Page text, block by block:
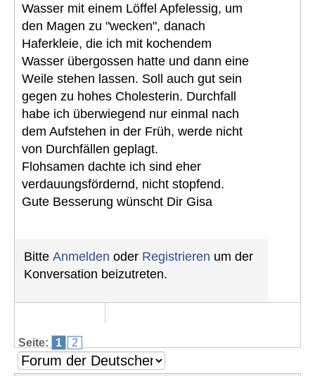
Wasser mit einem Löffel Apfelessig, um
den Magen zu "wecken", danach
Haferkleie, die ich mit kochendem
Wasser übergossen hatte und dann eine
Weile stehen lassen. Soll auch gut sein
gegen zu hohes Cholesterin. Durchfall
habe ich überwiegend nur einmal nach
dem Aufstehen in der Früh, werde nicht
von Durchfällen geplagt.
Flohsamen dachte ich sind eher
verdauungsfördernd, nicht stopfend.
Gute Besserung wünscht Dir Gisa
Bitte Anmelden oder Registrieren um der
Konversation beizutreten.
Seite: 1 2